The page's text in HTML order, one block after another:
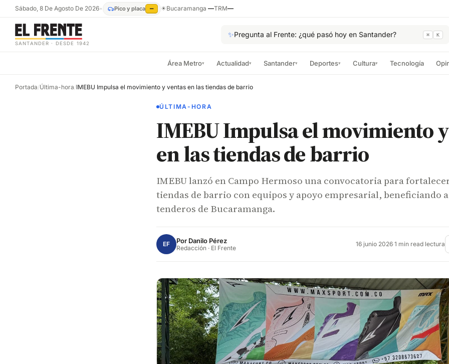
Sábado, 8 De Agosto De 2026• Pico y placa — ☀Bucaramanga—TRM—
SANTANDER · DESDE 1942
✨Pregunta al Frente: ¿qué pasó hoy en Santander? ⌘ K
Área Metro▾ Actualidad▾ Santander▾ Deportes▾ Cultura▾ Tecnología
Portada/Última-hora/IMEBU Impulsa el movimiento y ventas en las tiendas de barrio
ÚLTIMA-HORA
IMEBU Impulsa el movimiento
en las tiendas de barrio
IMEBU lanzó en Campo Hermoso una convocatoria para
tiendas de barrio con equipos y apoyo empresarial, beneficiando a
tenderos de Bucaramanga.
EF Por Danilo Pérez
Redacción · El Frente 16 junio 2026·1 min read lectura